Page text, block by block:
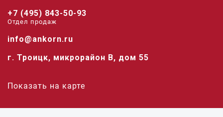
+7 (495) 843-50-93
Отдел продаж
info@ankorn.ru
г. Троицк, микрорайон В, дом 55
Показать на карте